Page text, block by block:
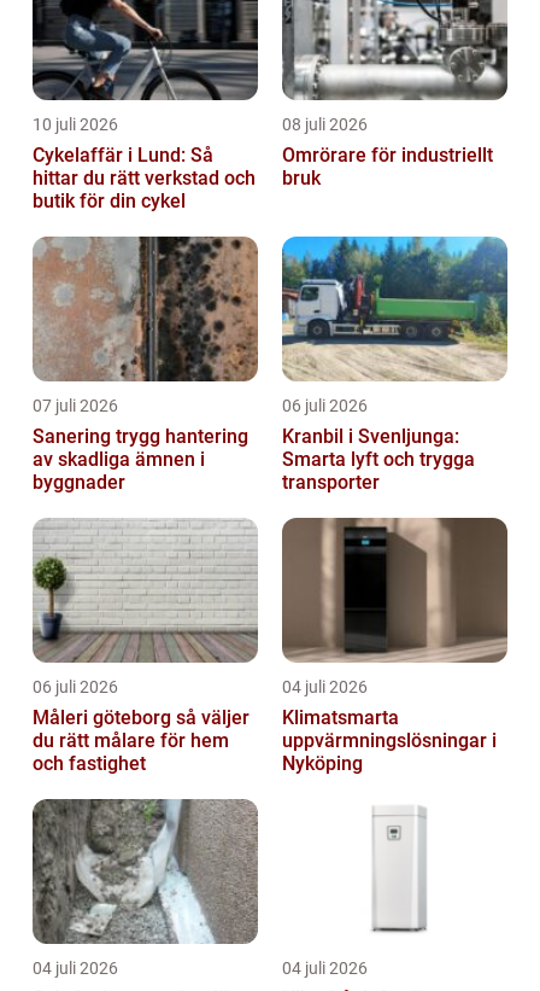
10 juli 2026
Cykelaffär i Lund: Så
hittar du rätt verkstad och
butik för din cykel
08 juli 2026
Omrörare för industriellt
bruk
07 juli 2026
Sanering trygg hantering
av skadliga ämnen i
byggnader
06 juli 2026
Kranbil i Svenljunga:
Smarta lyft och trygga
transporter
06 juli 2026
Måleri göteborg så väljer
du rätt målare för hem
och fastighet
04 juli 2026
Klimatsmarta
uppvärmningslösningar i
Nyköping
04 juli 2026 04 juli 2026